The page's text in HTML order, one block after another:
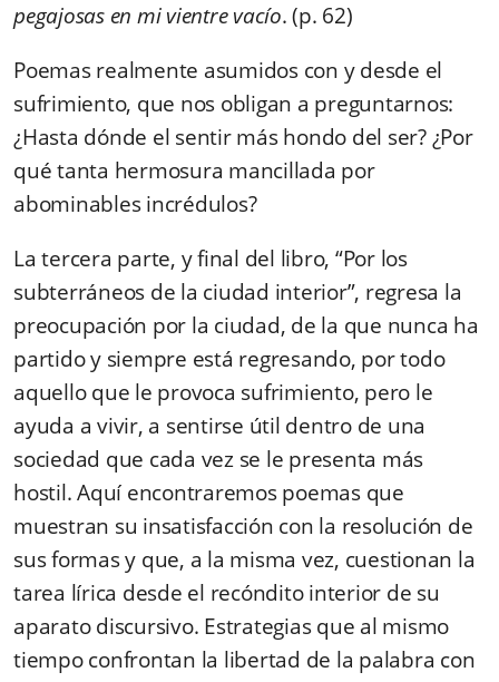
pegajosas en mi vientre vacío. (p. 62)
Poemas realmente asumidos con y desde el
sufrimiento, que nos obligan a preguntarnos:
¿Hasta dónde el sentir más hondo del ser? ¿Por
qué tanta hermosura mancillada por
abominables incrédulos?
La tercera parte, y final del libro, “Por los
subterráneos de la ciudad interior”, regresa la
preocupación por la ciudad, de la que nunca ha
partido y siempre está regresando, por todo
aquello que le provoca sufrimiento, pero le
ayuda a vivir, a sentirse útil dentro de una
sociedad que cada vez se le presenta más
hostil. Aquí encontraremos poemas que
muestran su insatisfacción con la resolución de
sus formas y que, a la misma vez, cuestionan la
tarea lírica desde el recóndito interior de su
aparato discursivo. Estrategias que al mismo
tiempo confrontan la libertad de la palabra con